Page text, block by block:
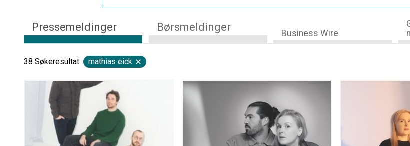
Pressemeldinger Børsmeldinger Business Wire
38 Søkeresultat mathias eick